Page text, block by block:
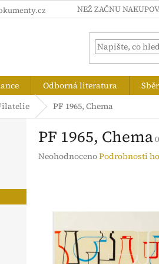
NEŽ ZAČNU
Odborná literatura
PF 1965, Chema
PF 1965, Chema
Průměrné
hvězdiček.
NeohodnocenoPodrobnosti